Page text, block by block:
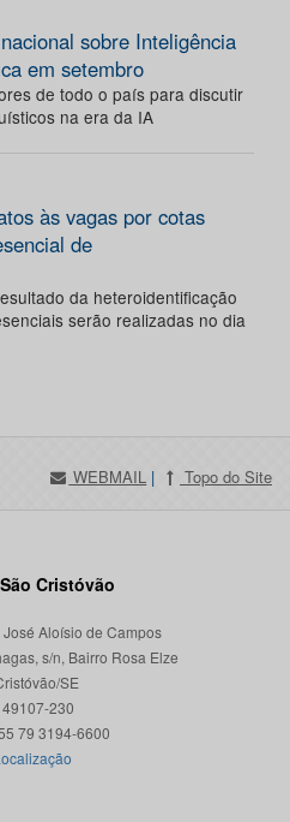
sobre Inteligência
em setembro
de todo o país para discutir
na era da IA
às vagas por cotas
de
da heteroidentificação
serão realizadas no dia
WEBMAIL | Topo do Site
Cristóvão
Aloísio de Campos
s/n, Bairro Rosa Elze
SE
230